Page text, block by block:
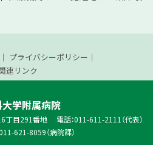
プライバシーポリシー
連リンク
学附属病院
丁目291番地
電話：011-611-2111（代表）
621-8059（病院課）